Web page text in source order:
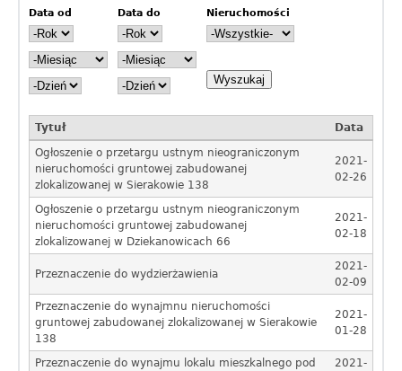
y
m
n
y
o
b
c
z
Data od
D
a
t
a
o
R
o
k
M
i
e
s
c
D
z
Data do
D
a
t
a
d
R
o
k
M
i
e
s
c
D
z
Nieruchomości
Tytuł
Data
Ogłoszenie o przetargu ustnym nieograniczonym
nieruchomości gruntowej zabudowanej
zlokalizowanej w Sierakowie 138
2021-
02-26
Ogłoszenie o przetargu ustnym nieograniczonym
nieruchomości gruntowej zabudowanej
zlokalizowanej w Dziekanowicach 66
2021-
02-18
Przeznaczenie do wydzierżawienia
2021-
02-09
Przeznaczenie do wynajmnu nieruchomości
gruntowej zabudowanej zlokalizowanej w Sierakowie
138
2021-
01-28
Przeznaczenie do wynajmu lokalu mieszkalnego pod
2021-